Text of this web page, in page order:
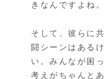
きなんですよね
そして、彼らに
闘シーンはある
い。みんなが困
考えがちゃんと